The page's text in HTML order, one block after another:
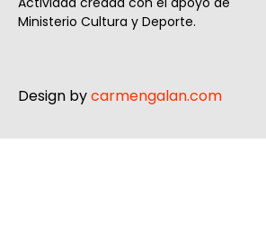
Ministerio Cultura y Deporte.
Design bycarmengalan.com